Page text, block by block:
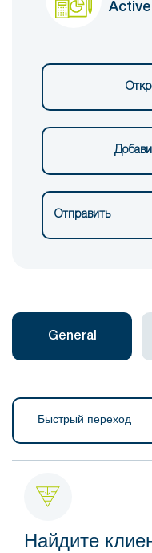
Active
Отправить
General
Быстрый переход
Найдите